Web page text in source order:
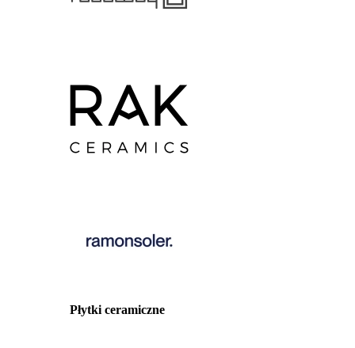
Płytki ceramiczne